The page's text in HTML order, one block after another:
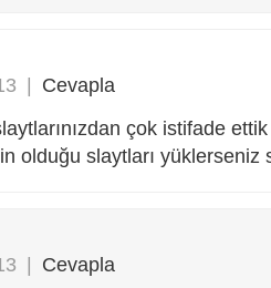
| Cevapla
çok istifade
olduğu slaytları yüklerseniz
| Cevapla